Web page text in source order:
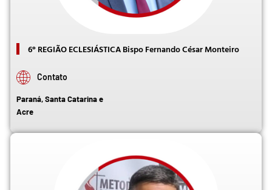
6° REGIÃO ECLESIÁSTICA Bispo Fernando César Monteiro
Contato
Paraná, Santa Catarina e
Acre